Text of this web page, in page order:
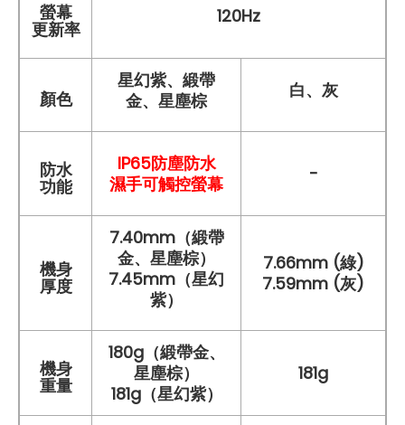
螢幕
更新率
120Hz
顏色
星幻紫、緞帶
金、星塵棕
白、灰
防水
功能
IP65防塵防水
濕手可觸控螢幕
-
機身
厚度
7.40mm（緞帶
金、星塵棕）
7.45mm（星幻
紫）
7.66mm (綠)
7.59mm (灰)
機身
重量
180g（緞帶金、
星塵棕）
181g（星幻紫）
181g